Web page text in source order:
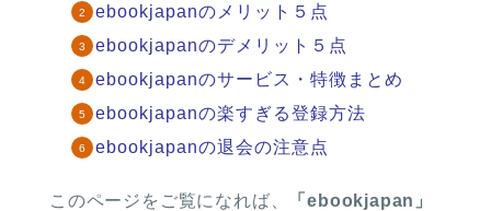
ebookjapanのメリット５点
ebookjapanのデメリット５点
ebookjapanのサービス・特徴まとめ
ebookjapanの楽すぎる登録方法
ebookjapanの退会の注意点
このページをご覧になれば、
「ebookjapan」